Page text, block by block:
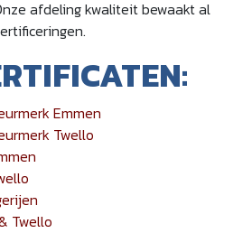
afdeling kwaliteit bewaakt al
Emmen
Twello
Twello